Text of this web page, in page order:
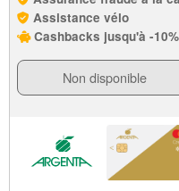
Assistance vélo
Cashbacks jusqu'à -
Non disponible